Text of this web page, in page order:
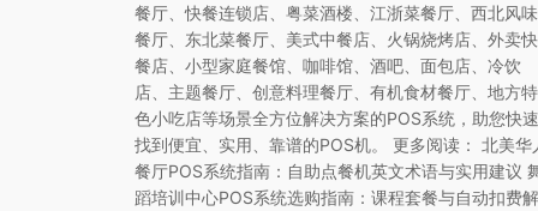
餐厅、快餐连锁店、粤菜酒楼、江浙菜餐厅、西北风味
餐厅、东北菜餐厅、美式中餐店、火锅烧烤店、外卖快
餐店、小型家庭餐馆、咖啡馆、酒吧、面包店、冷饮
店、主题餐厅、创意料理餐厅、有机食材餐厅、地方特
色小吃店等场景全方位解决方案的POS系统，助您快速
找到便宜、实用、靠谱的POS机。 更多阅读： 北美华
餐厅POS系统指南：自助点餐机英文术语与实用建议
蹈培训中心POS系统选购指南：课程套餐与自动扣费解